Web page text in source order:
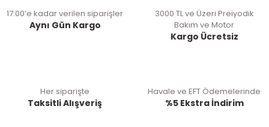
17:00’e kadar verilen siparişler
Aynı Gün Kargo
3000 TL ve Üzeri Preiyodik
Bakım ve Motor
Kargo Ücretsiz
Her siparişte
Taksitli Alışveriş
Havale ve EFT Ödemelerinde
%5 Ekstra İndirim